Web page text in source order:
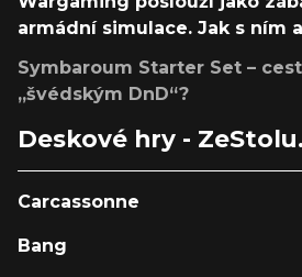
armádní simulace. Jak s ním
Symbaroum Starter Set –
„švédským DnD“?
Deskové hry -
Carcassonne
Bang